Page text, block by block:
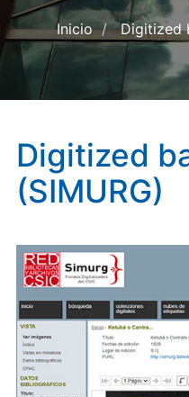
Inicio Digitized
Digitized
(SIMURG)